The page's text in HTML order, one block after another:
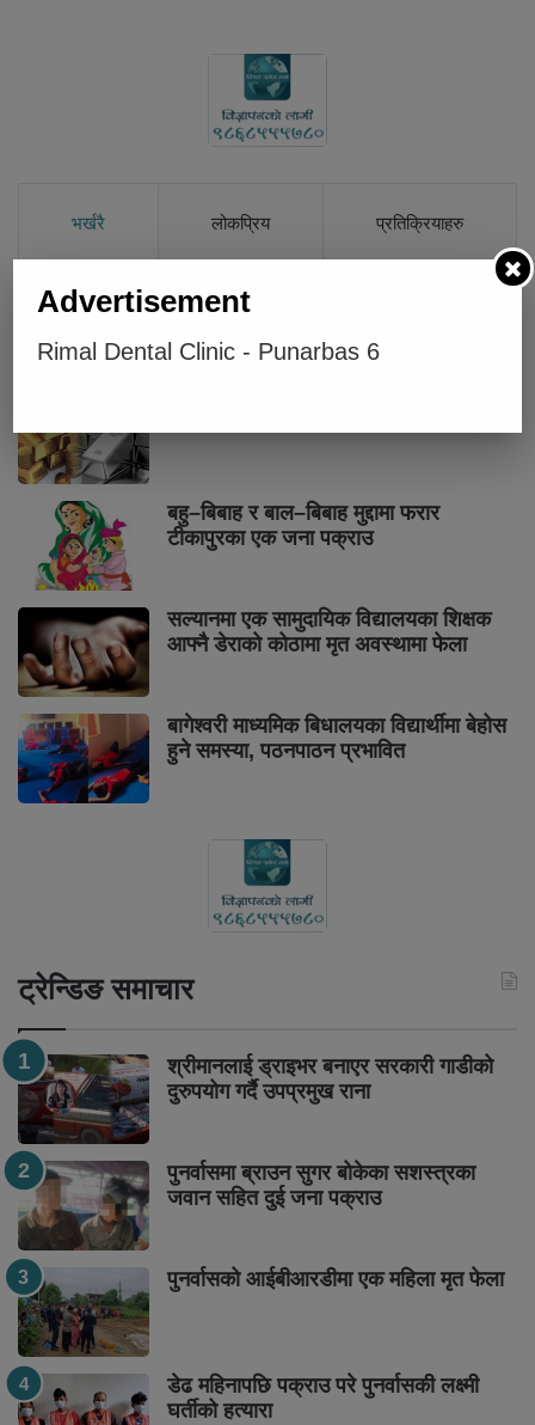
भर्खरै लोकप्रिय प्रतिक्रियाहरु
चार प्रादेशिक अस्पताललाई दशरथचन्द
अस्पताल बनाइने
बहु–बिबाह र बाल–बिबाह मुद्दामा फरार
टीकापुरका एक जना पक्राउ
सल्यानमा एक सामुदायिक विद्यालयका शिक्षक
आफ्नै डेराको कोठामा मृत अवस्थामा फेला
बागेश्वरी माध्यमिक बिधालयका विद्यार्थीमा बेहोस
हुने समस्या, पठनपाठन प्रभावित
ट्रेन्डिङ समाचार
श्रीमानलाई ड्राइभर बनाएर सरकारी गाडीको
दुरुपयोग गर्दै उपप्रमुख राना
पुनर्वासमा ब्राउन सुगर बोकेका सशस्त्रका
जवान सहित दुई जना पक्राउ
पुनर्वासको आईबीआरडीमा एक महिला मृत फेला
डेढ महिनापछि पक्राउ परे पुनर्वासकी लक्ष्मी
घर्तीको हत्यारा
Advertisement
Rimal Dental Clinic - Punarbas 6